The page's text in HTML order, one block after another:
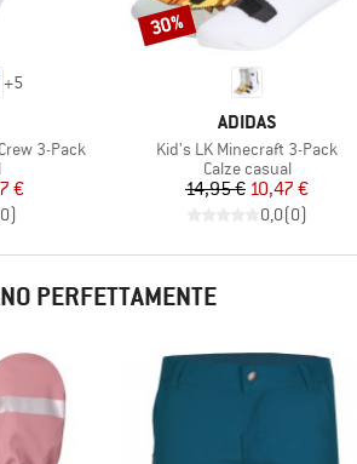
+5
3-Pack
ridotto
€
0)
MARCHIO
ADIDAS
Articolo
Kid's LK Minecraft 3-Pack
Gruppo di prodotti
Calze casual
Prezzo
14,95 €Prezzo ridotto
10,47 €
0,0(0)
Sconto
30%
PERFETTAMENTE